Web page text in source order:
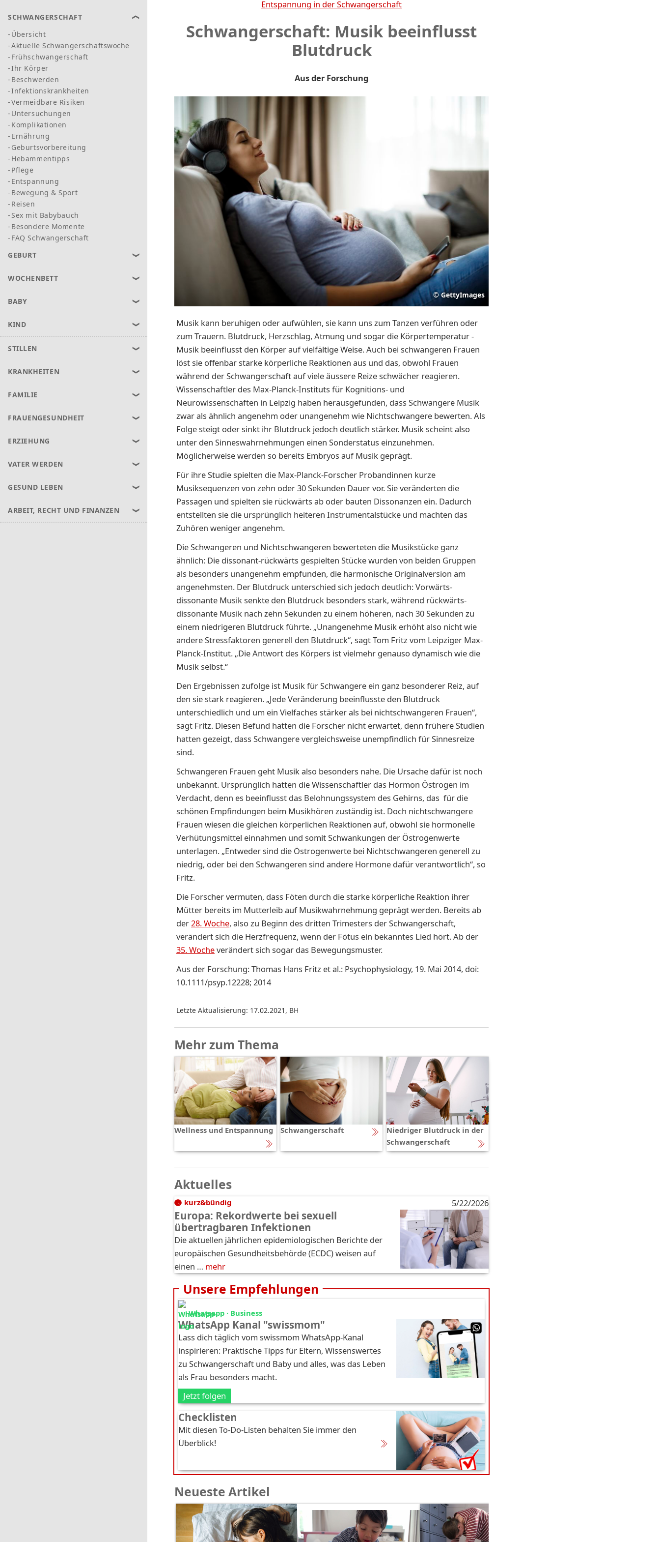
SCHWANGERSCHAFT
Übersicht
Aktuelle Schwangerschaftswoche
Frühschwangerschaft
Ihr Körper
Beschwerden
Infektionskrankheiten
Vermeidbare Risiken
Untersuchungen
Komplikationen
Ernährung
Geburtsvorbereitung
Hebammentipps
Pflege
Entspannung
Bewegung & Sport
Reisen
Sex mit Babybauch
Besondere Momente
FAQ Schwangerschaft
GEBURT
WOCHENBETT
BABY
KIND
STILLEN
KRANKHEITEN
FAMILIE
FRAUENGESUNDHEIT
ERZIEHUNG
VATER WERDEN
GESUND LEBEN
ARBEIT, RECHT UND FINANZEN
Entspannung in der Schwangerschaft
Schwangerschaft: Musik beeinflusst
Blutdruck
Aus der Forschung
© GettyImages
Musik kann beruhigen oder aufwühlen, sie kann uns zum Tanzen verführen oder
zum Trauern. Blutdruck, Herzschlag, Atmung und sogar die Körpertemperatur -
Musik beeinflusst den Körper auf vielfältige Weise. Auch bei schwangeren Frauen
löst sie offenbar starke körperliche Reaktionen aus und das, obwohl Frauen
während der Schwangerschaft auf viele äussere Reize schwächer reagieren.
Wissenschaftler des Max-Planck-Instituts für Kognitions- und
Neurowissenschaften in Leipzig haben herausgefunden, dass Schwangere Musik
zwar als ähnlich angenehm oder unangenehm wie Nichtschwangere bewerten. Als
Folge steigt oder sinkt ihr Blutdruck jedoch deutlich stärker. Musik scheint also
unter den Sinneswahrnehmungen einen Sonderstatus einzunehmen.
Möglicherweise werden so bereits Embryos auf Musik geprägt.
Für ihre Studie spielten die Max-Planck-Forscher Probandinnen kurze
Musiksequenzen von zehn oder 30 Sekunden Dauer vor. Sie veränderten die
Passagen und spielten sie rückwärts ab oder bauten Dissonanzen ein. Dadurch
entstellten sie die ursprünglich heiteren Instrumentalstücke und machten das
Zuhören weniger angenehm.
Die Schwangeren und Nichtschwangeren bewerteten die Musikstücke ganz
ähnlich: Die dissonant-rückwärts gespielten Stücke wurden von beiden Gruppen
als besonders unangenehm empfunden, die harmonische Originalversion am
angenehmsten. Der Blutdruck unterschied sich jedoch deutlich: Vorwärts-
dissonante Musik senkte den Blutdruck besonders stark, während rückwärts-
dissonante Musik nach zehn Sekunden zu einem höheren, nach 30 Sekunden zu
einem niedrigeren Blutdruck führte. „Unangenehme Musik erhöht also nicht wie
andere Stressfaktoren generell den Blutdruck“, sagt Tom Fritz vom Leipziger Max-
Planck-Institut. „Die Antwort des Körpers ist vielmehr genauso dynamisch wie die
Musik selbst.“
Den Ergebnissen zufolge ist Musik für Schwangere ein ganz besonderer Reiz, auf
den sie stark reagieren. „Jede Veränderung beeinflusste den Blutdruck
unterschiedlich und um ein Vielfaches stärker als bei nichtschwangeren Frauen“,
sagt Fritz. Diesen Befund hatten die Forscher nicht erwartet, denn frühere Studien
hatten gezeigt, dass Schwangere vergleichsweise unempfindlich für Sinnesreize
sind.
Schwangeren Frauen geht Musik also besonders nahe. Die Ursache dafür ist noch
unbekannt. Ursprünglich hatten die Wissenschaftler das Hormon Östrogen im
Verdacht, denn es beeinflusst das Belohnungssystem des Gehirns, das für die
schönen Empfindungen beim Musikhören zuständig ist. Doch nichtschwangere
Frauen wiesen die gleichen körperlichen Reaktionen auf, obwohl sie hormonelle
Verhütungsmittel einnahmen und somit Schwankungen der Östrogenwerte
unterlagen. „Entweder sind die Östrogenwerte bei Nichtschwangeren generell zu
niedrig, oder bei den Schwangeren sind andere Hormone dafür verantwortlich“, so
Fritz.
Die Forscher vermuten, dass Föten durch die starke körperliche Reaktion ihrer
Mütter bereits im Mutterleib auf Musikwahrnehmung geprägt werden. Bereits ab
der28. Woche, also zu Beginn des dritten Trimesters der Schwangerschaft,
verändert sich die Herzfrequenz, wenn der Fötus ein bekanntes Lied hört. Ab der
35. Wocheverändert sich sogar das Bewegungsmuster.
Aus der Forschung: Thomas Hans Fritz et al.: Psychophysiology, 19. Mai 2014, doi:
10.1111/psyp.12228; 2014
Letzte Aktualisierung: 17.02.2021 , BH
Mehr zum Thema
Wellness und Entspannung Schwangerschaft
Niedriger Blutdruck in der
Schwangerschaft
Aktuelles
kurz&bündig 5/22/2026
Europa: Rekordwerte bei sexuell
übertragbaren Infektionen
Die aktuellen jährlichen epidemiologischen Berichte der
europäischen Gesundheitsbehörde (ECDC) weisen auf
einen … mehr
Unsere Empfehlungen
Whatsapp · Business
WhatsApp Kanal "swissmom"
Lass dich täglich vom swissmom WhatsApp-Kanal
inspirieren: Praktische Tipps für Eltern, Wissenswertes
zu Schwangerschaft und Baby und alles, was das Leben
als Frau besonders macht.
Jetzt folgen
Checklisten
Mit diesen To-Do-Listen behalten Sie immer den
Überblick!
Neueste Artikel